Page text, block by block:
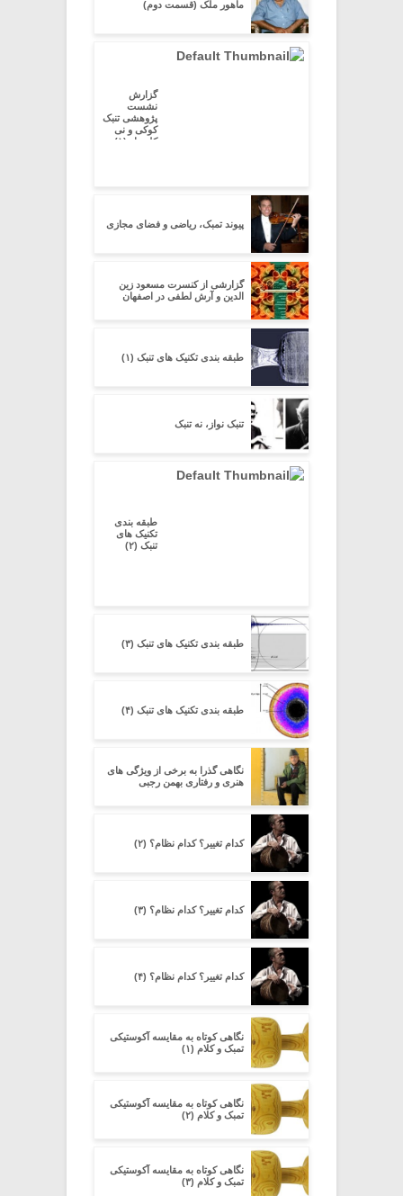
ماهور ملک (قسمت دوم)
گزارش
نشست
پژوهشی تنبک
کوکی و نی
کلیددار (۱)
پیوند تمبک، ریاضی و فضای مجازی
گزارشی از کنسرت مسعود زین
الدین و آرش لطفی در اصفهان
طبقه بندی تکنیک های تنبک (۱)
تنبک نواز، نه تنبک
طبقه بندی
تکنیک های
تنبک (۲)
طبقه بندی تکنیک های تنبک (۳)
طبقه بندی تکنیک های تنبک (۴)
نگاهی گذرا به برخی از ویژگی های
هنری و رفتاری بهمن رجبی
کدام تغییر؟ کدام نظام؟ (۲)
کدام تغییر؟ کدام نظام؟ (۳)
کدام تغییر؟ کدام نظام؟ (۴)
نگاهی کوتاه به مقایسه آکوستیکی
تمبک و کلام (۱)
نگاهی کوتاه به مقایسه آکوستیکی
تمبک و کلام (۲)
نگاهی کوتاه به مقایسه آکوستیکی
تمبک و کلام (۳)